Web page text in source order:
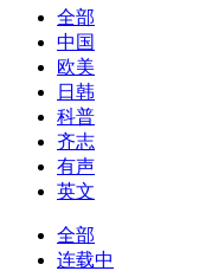
全部
中国
欧美
日韩
科普
齐志
有声
英文
全部
连载中